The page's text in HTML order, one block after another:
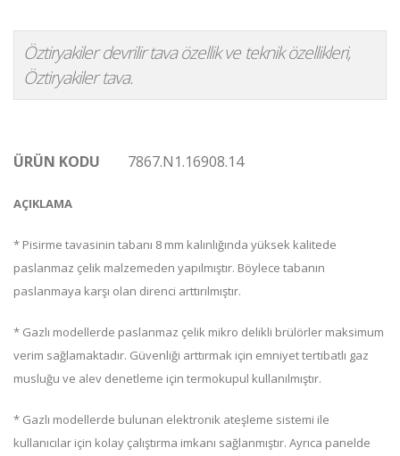
Öztiryakiler devrilir tava özellik ve teknik özellikleri,
Öztiryakiler tava.
ÜRÜN KODU 7867.N1.16908.14
AÇIKLAMA
* Pisirme tavasinin tabanı 8 mm kalınlığında yüksek kalitede
paslanmaz çelik malzemeden yapılmıştır. Böylece tabanın
paslanmaya karşı olan direnci arttırılmıştır.
* Gazlı modellerde paslanmaz çelik mikro delikli brülörler maksimum
verim sağlamaktadır. Güvenliği arttırmak için emniyet tertibatlı gaz
musluğu ve alev denetleme için termokupul kullanılmıştır.
* Gazlı modellerde bulunan elektronik ateşleme sistemi ile
kullanıcılar için kolay çalıştırma imkanı sağlanmıştır. Ayrıca panelde